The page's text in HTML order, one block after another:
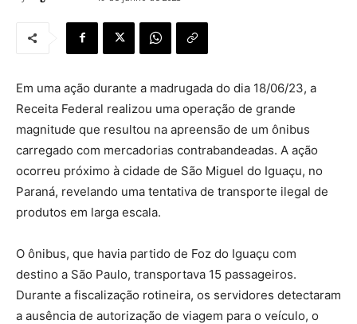
Em uma ação durante a madrugada do dia 18/06/23, a
Receita Federal realizou uma operação de grande
magnitude que resultou na apreensão de um ônibus
carregado com mercadorias contrabandeadas. A ação
ocorreu próximo à cidade de São Miguel do Iguaçu, no
Paraná, revelando uma tentativa de transporte ilegal de
produtos em larga escala.
O ônibus, que havia partido de Foz do Iguaçu com
destino a São Paulo, transportava 15 passageiros.
Durante a fiscalização rotineira, os servidores detectaram
a ausência de autorização de viagem para o veículo, o